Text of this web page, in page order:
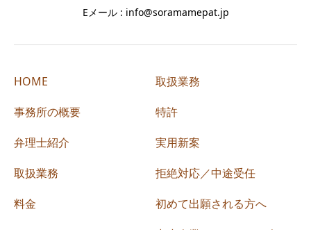
Eメール : info@soramamepat.jp
HOME
事務所の概要
弁理士紹介
取扱業務
料金
取扱業務
特許
実用新案
拒絶対応／中途受任
初めて出願される方へ